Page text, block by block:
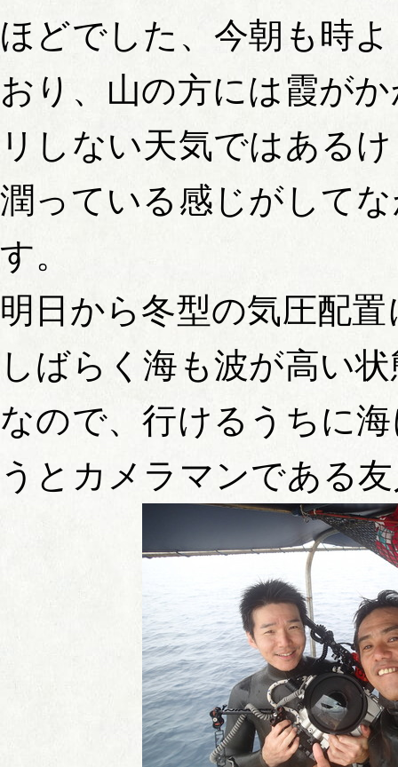
ほどでした、今朝も時
おり、山の方には霞が
リしない天気ではある
潤っている感じがして
す。
明日から冬型の気圧配
しばらく海も波が高い
なので、行けるうちに
うとカメラマンである